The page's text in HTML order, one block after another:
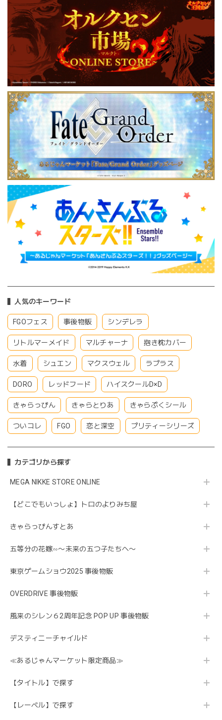
人気のキーワード
FGOフェス 事後物販 シンデレラ
リトルマーメイド マルチャーナ 抱き枕カバー
水着 シュエン マクスウェル ラプラス
DORO レッドフード ハイスクールD×D
きゃらっぴん きゃらとりあ きゃらぷくシール
ついコレ FGO 恋と深空 プリティーシリーズ
カテゴリから探す
MEGA NIKKE STORE ONLINE
【どこでもいっしょ】トロのよりみち屋
きゃらっぴんすとあ
五等分の花嫁∽〜未来の五つ子たちへ〜
東京ゲームショウ2025 事後物販
OVERDRIVE 事後物販
風来のシレン６2周年記念 POP UP 事後物販
デスティニーチャイルド
≪あるじゃんマーケット限定商品≫
【タイトル】で探す
【レーベル】で探す